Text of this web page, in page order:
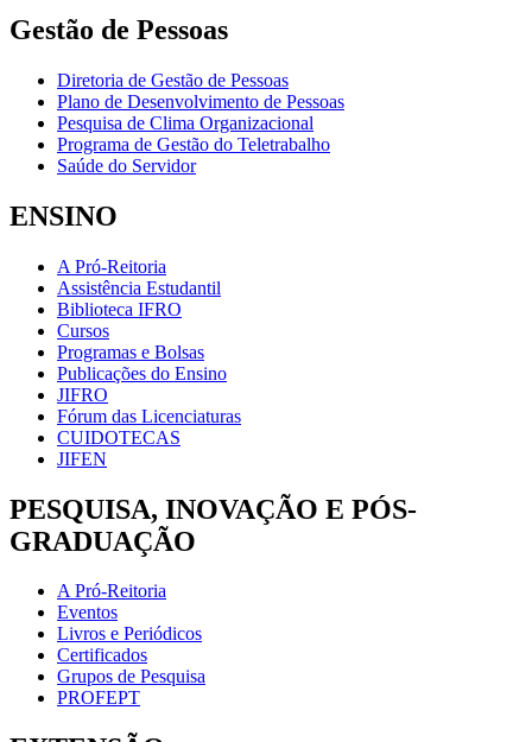
Gestão de Pessoas
Diretoria de Gestão de Pessoas
Plano de Desenvolvimento de Pessoas
Pesquisa de Clima Organizacional
Programa de Gestão do Teletrabalho
Saúde do Servidor
ENSINO
A Pró-Reitoria
Assistência Estudantil
Biblioteca IFRO
Cursos
Programas e Bolsas
Publicações do Ensino
JIFRO
Fórum das Licenciaturas
CUIDOTECAS
JIFEN
PESQUISA, INOVAÇÃO E PÓS-
GRADUAÇÃO
A Pró-Reitoria
Eventos
Livros e Periódicos
Certificados
Grupos de Pesquisa
PROFEPT